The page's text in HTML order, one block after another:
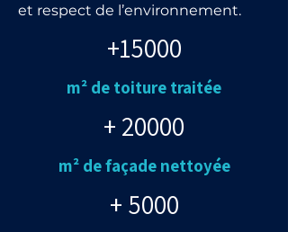
et respect de l’environnement.
+15000
m² de toiture traitée
+ 20000
m² de façade nettoyée
+ 5000